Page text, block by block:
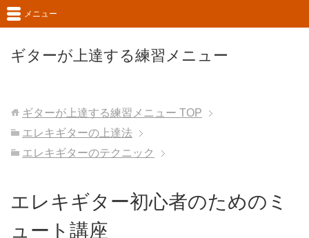
ギターが上達する練習メニュー
メニュー
ギターが上達する練習メニュー TOP
エレキギターの上達法
エレキギターのテクニック
エレキギター初心者のためのミ
ュート講座